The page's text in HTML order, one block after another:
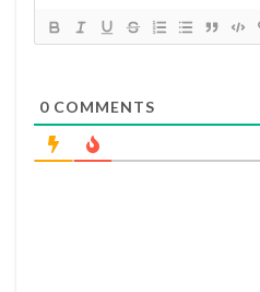
0 COMMENTS